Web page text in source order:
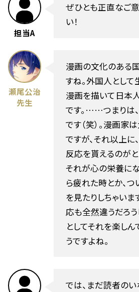
担当A
ぜひとも正直なご
い！
瀬尾公治
先生
漫画の文化のある
すね。外国人として
漫画を描いて日本
です。……つまりは
です（笑）。漫画家
ですが、それ以上に
反応を貰えるのがと
それが心の栄養に
ら疲れた時とか、
を見たりしちゃいま
応も全然違うだろ
としてそれを楽し
うですよね。
では、まだ読者の